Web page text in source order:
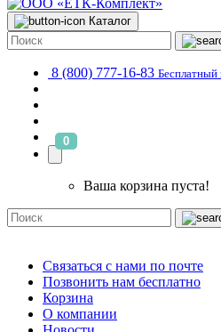
Каталог
8 (800) 777-16-83 Бесплатный
0
Ваша корзина пуста!
Связаться с нами по почте
Позвонить нам бесплатно
Корзина
О компании